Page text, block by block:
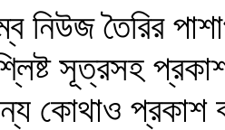
নিউজ তৈরির
সূত্রসহ
কোথাও প্রকাশ